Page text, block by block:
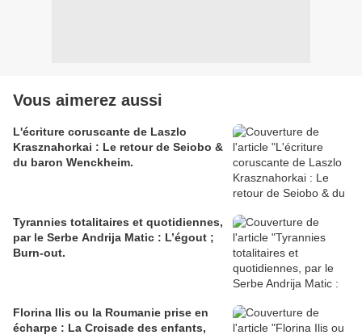
Vous aimerez aussi
L'écriture coruscante de Laszlo
Krasznahorkai : Le retour de Seiobo &
du baron Wenckheim.
Tyrannies totalitaires et quotidiennes,
par le Serbe Andrija Matic : L’égout ;
Burn-out.
Florina Ilis ou la Roumanie prise en
écharpe : La Croisade des enfants,